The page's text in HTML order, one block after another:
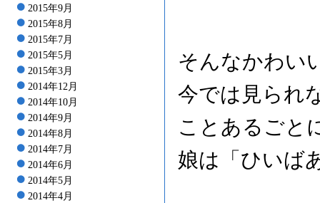
2015年9月
2015年8月
2015年7月
2015年5月
2015年3月
2014年12月
2014年10月
2014年9月
2014年8月
2014年7月
2014年6月
2014年5月
2014年4月
そんなかわい
今では見られ
ことあるごと
娘は「ひいば